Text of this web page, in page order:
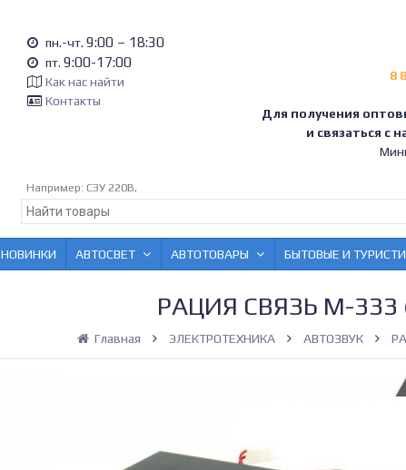
пн.-чт. 9:00 – 18:30
пт. 9:00-17:00
Как нас найти
Контакты
8
Для получения
и связаться с
Например: СЗУ 220В,
НОВИНКИ АВТОСВЕТ АВТОТОВАРЫ БЫТОВЫЕ И
РАЦИЯ СВЯЗЬ М-333
Главная ЭЛЕКТРОТЕХНИКА АВТОЗВУК